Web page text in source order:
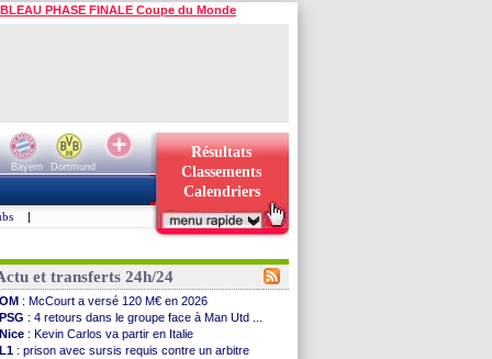
PHASE FINALE Coupe du Monde
Bayern
Dortmund
Résultats
Classements
Calendriers
|
et transferts 24h/24
OM : McCourt a versé 120 M€ en 2026
PSG : 4 retours dans le groupe face à Man Utd ...
Nice : Kevin Carlos va partir en Italie
L1 : prison avec sursis requis contre un arbitre